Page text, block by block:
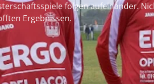
folgen aufeinander.
Ergebnissen.